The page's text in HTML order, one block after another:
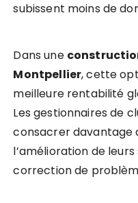
subissent moins de
Dans une
Montpellier, cette
meilleure rentabilité
Les gestionnaires de
consacrer davantage
l’amélioration de
correction de